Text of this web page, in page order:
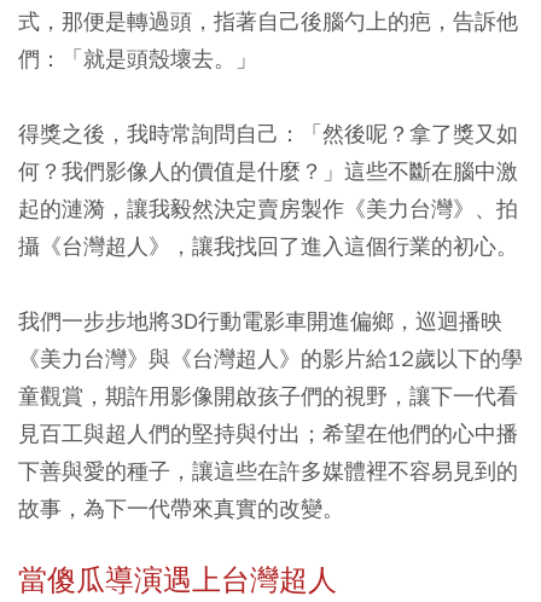
式，那便是轉過頭，指著自己後腦勺上的疤，告訴他
們：「就是頭殼壞去。」
得獎之後，我時常詢問自己：「然後呢？拿了獎又如
何？我們影像人的價值是什麼？」這些不斷在腦中激
起的漣漪，讓我毅然決定賣房製作《美力台灣》、拍
攝《台灣超人》，讓我找回了進入這個行業的初心。
我們一步步地將3D行動電影車開進偏鄉，巡迴播映
《美力台灣》與《台灣超人》的影片給12歲以下的學
童觀賞，期許用影像開啟孩子們的視野，讓下一代看
見百工與超人們的堅持與付出；希望在他們的心中播
下善與愛的種子，讓這些在許多媒體裡不容易見到的
故事，為下一代帶來真實的改變。
當傻瓜導演遇上台灣超人